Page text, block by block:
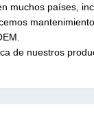
muchos países,
mantenimiento
de nuestros